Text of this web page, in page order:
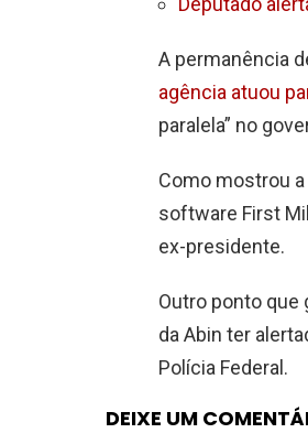
A permanência
agência atuou
paralela” no
Como mostrou
software First
ex-presidente.
Outro ponto que
da Abin ter
Polícia Federal.
DEIXE UM